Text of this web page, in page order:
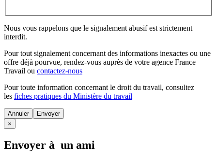
Nous vous rappelons que le signalement abusif est strictement
interdit.
Pour tout signalement concernant des informations inexactes ou une
offre déjà pourvue, rendez-vous auprès de votre agence France
Travail ou contactez-nous
Pour toute information concernant le droit du travail, consultez
les fiches pratiques du Ministère du travail
Annuler
×
Envoyer à un ami